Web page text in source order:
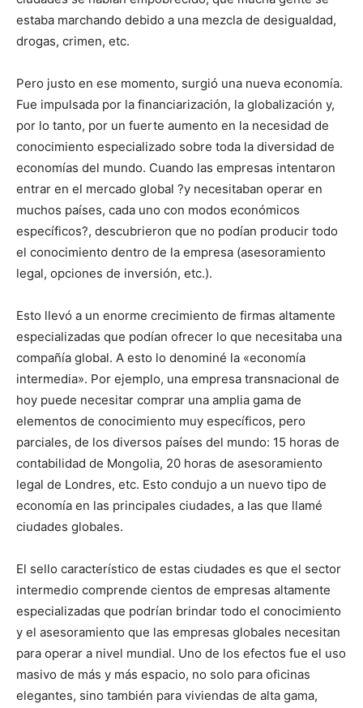
estaba marchando debido a una mezcla de desigualdad,
drogas, crimen, etc.
Pero justo en ese momento, surgió una nueva economía.
Fue impulsada por la financiarización, la globalización y,
por lo tanto, por un fuerte aumento en la necesidad de
conocimiento especializado sobre toda la diversidad de
economías del mundo. Cuando las empresas intentaron
entrar en el mercado global ?y necesitaban operar en
muchos países, cada uno con modos económicos
específicos?, descubrieron que no podían producir todo
el conocimiento dentro de la empresa (asesoramiento
legal, opciones de inversión, etc.).
Esto llevó a un enorme crecimiento de firmas altamente
especializadas que podían ofrecer lo que necesitaba una
compañía global. A esto lo denominé la «economía
intermedia». Por ejemplo, una empresa transnacional de
hoy puede necesitar comprar una amplia gama de
elementos de conocimiento muy específicos, pero
parciales, de los diversos países del mundo: 15 horas de
contabilidad de Mongolia, 20 horas de asesoramiento
legal de Londres, etc. Esto condujo a un nuevo tipo de
economía en las principales ciudades, a las que llamé
ciudades globales.
El sello característico de estas ciudades es que el sector
intermedio comprende cientos de empresas altamente
especializadas que podrían brindar todo el conocimiento
y el asesoramiento que las empresas globales necesitan
para operar a nivel mundial. Uno de los efectos fue el uso
masivo de más y más espacio, no solo para oficinas
elegantes, sino también para viviendas de alta gama,